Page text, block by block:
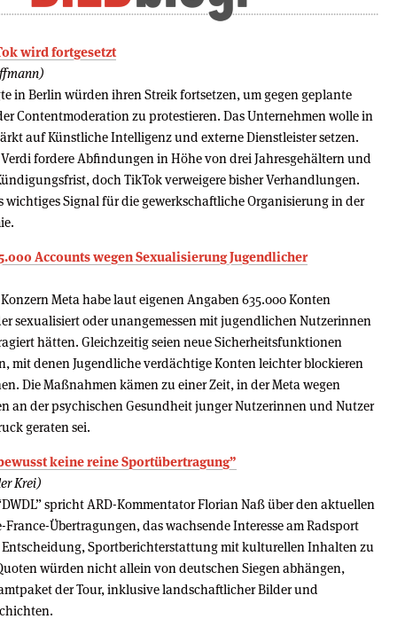
wird fortgesetzt
in Berlin würden ihren Streik fortsetzen, um gegen geplante
Contentmoderation zu protestieren. Das Unternehmen wolle in
auf Künstliche Intelligenz und externe Dienstleister setzen.
fordere Abfindungen in Höhe von drei Jahresgehältern und
doch TikTok verweigere bisher Verhandlungen.
wichtiges Signal für die gewerkschaftliche Organisierung in der
Accounts wegen Sexualisierung Jugendlicher
Meta habe laut eigenen Angaben 635.000 Konten
sexualisiert oder unangemessen mit jugendlichen Nutzerinnen
hätten. Gleichzeitig seien neue Sicherheitsfunktionen
mit denen Jugendliche verdächtige Konten leichter blockieren
Die Maßnahmen kämen zu einer Zeit, in der Meta wegen
an der psychischen Gesundheit junger Nutzerinnen und Nutzer
geraten sei.
keine reine Sportübertragung”
Krei)
spricht ARD-Kommentator Florian Naß über den aktuellen
France-Übertragungen, das wachsende Interesse am Radsport
Entscheidung, Sportberichterstattung mit kulturellen Inhalten zu
würden nicht allein von deutschen Siegen abhängen,
der Tour, inklusive landschaftlicher Bilder und